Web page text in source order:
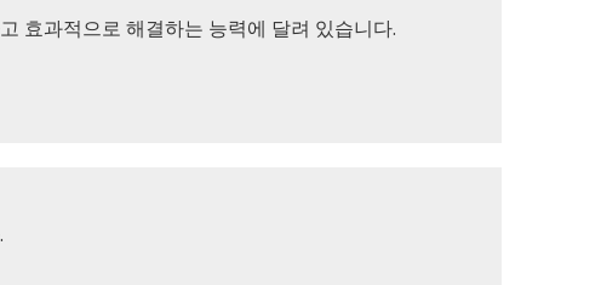
효과적으로 해결하는 능력에 달려 있습니다.